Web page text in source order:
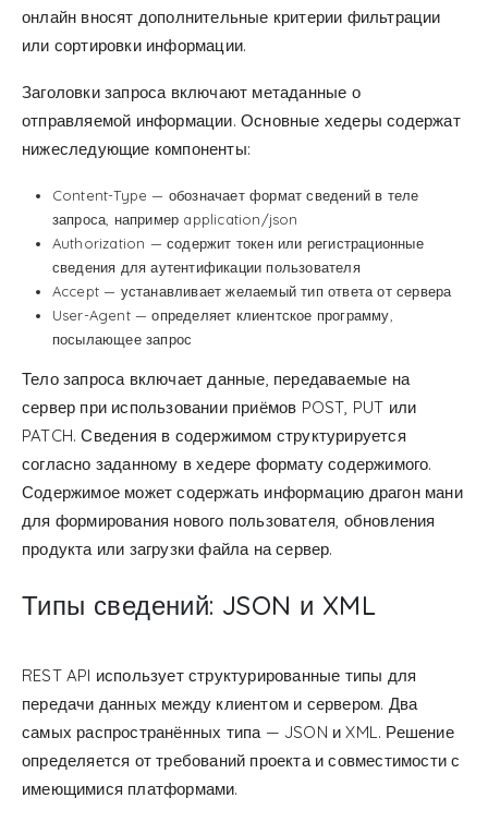
онлайн вносят дополнительные критерии фильтрации
или сортировки информации.
Заголовки запроса включают метаданные о
отправляемой информации. Основные хедеры содержат
нижеследующие компоненты:
Content-Type — обозначает формат сведений в теле
запроса, например application/json
Authorization — содержит токен или регистрационные
сведения для аутентификации пользователя
Accept — устанавливает желаемый тип ответа от сервера
User-Agent — определяет клиентское программу,
посылающее запрос
Тело запроса включает данные, передаваемые на
сервер при использовании приёмов POST, PUT или
PATCH. Сведения в содержимом структурируется
согласно заданному в хедере формату содержимого.
Содержимое может содержать информацию драгон мани
для формирования нового пользователя, обновления
продукта или загрузки файла на сервер.
Типы сведений: JSON и XML
REST API использует структурированные типы для
передачи данных между клиентом и сервером. Два
самых распространённых типа — JSON и XML. Решение
определяется от требований проекта и совместимости с
имеющимися платформами.